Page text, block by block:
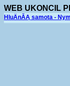
WEB UKONCIL
HluÄnĂĄ samota -